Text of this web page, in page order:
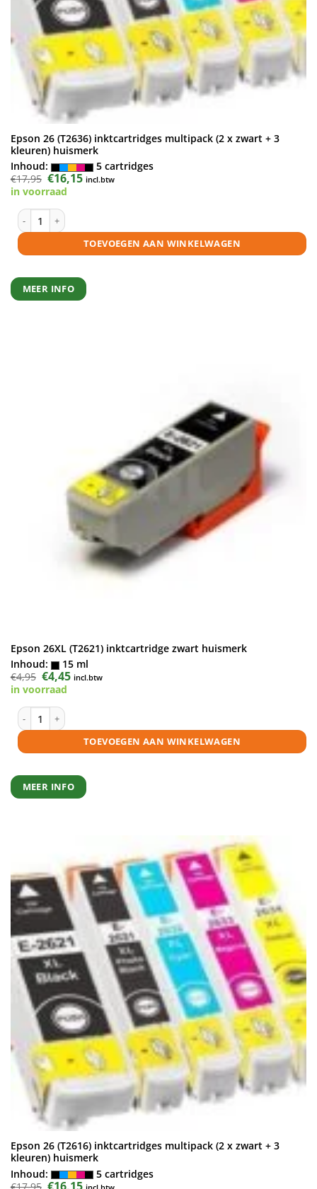
Epson 26 (T2636) inktcartridges multipack (2 x zwart + 3
kleuren) huismerk
Inhoud:
5 cartridges
€17,95 Oorspronkelijke
prijs
was:
€16,15Huidige
prijs
incl.btw
in voorraad
Epson 26 (T2636) inktcartridges multipack (2 x zwart + 3 kleuren)
TOEVOEGEN AAN WINKELWAGEN
MEER INFO
Epson 26XL (T2621) inktcartridge zwart huismerk
Inhoud:
15 ml
€4,95 Oorspronkelijke
prijs
was:
€4,45Huidige
prijs
incl.btw
in voorraad
Epson 26XL (T2621) inktcartridge zwart huismerk aantal
TOEVOEGEN AAN WINKELWAGEN
MEER INFO
Epson 26 (T2616) inktcartridges multipack (2 x zwart + 3
kleuren) huismerk
Inhoud:
5 cartridges
Oorspronkelijke
Huidige